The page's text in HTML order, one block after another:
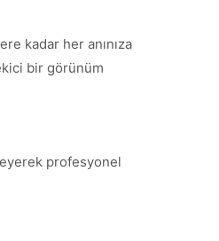
kadar her anınıza
bir görünüm
profesyonel